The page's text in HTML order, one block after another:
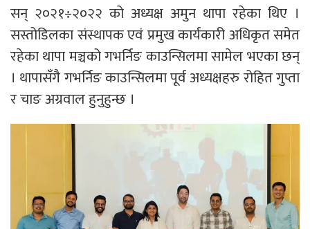
सन् २०२१÷२०२२ को अध्यक्ष अमुन थापा रहेका थिए ।
सस्तोडिलका संस्थापक एवं प्रमुख कार्यकारी अधिकृत समेत
रहेका थापा मञ्चको गभर्निङ काउन्सिलमा सामेल भएका छन्
। थापासँगै गभर्निङ काउन्सिलमा पूर्व अध्यक्षहरु रोहित गुप्ता
र चाङ अग्रवाल हुनुहुन्छ ।